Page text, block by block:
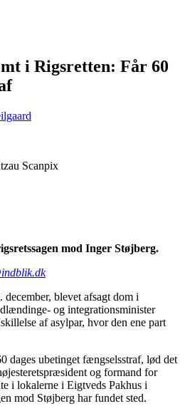
i Rigsretten: Får 60
Scanpix
mod Inger Støjberg.
blevet afsagt dom i
og integrationsminister
af asylpar, hvor den ene part
dages ubetinget fængselsstraf, lød det
og formand for
i lokalerne i Eigtveds Pakhus i
mod Støjberg har fundet sted.